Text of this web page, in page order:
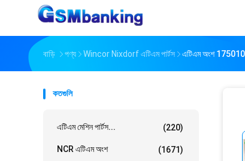
বাড়ি পণ্য Wincor Nixdorf এটিএম পার্টস এটিএম অংশ
কতগুলি
এটিএম মেশিন পার্টস... (220)
NCR এটিএম অংশ (1671)